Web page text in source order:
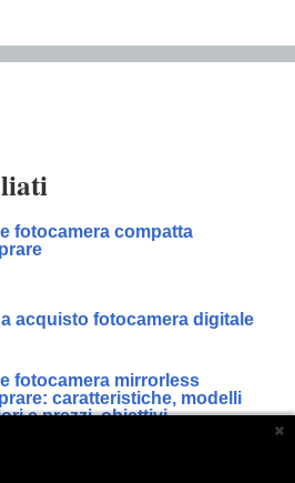
fotocamera compatta
acquisto fotocamera digitale
fotocamera mirrorless
caratteristiche, modelli
e prezzi, obiettivi.